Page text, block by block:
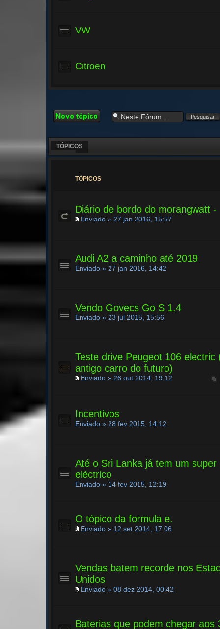
VW
Citroen
Criar um novo
Tópico
TÓPICOS
TÓPICOS
Diário de bordo do morangwatt -
Enviado » 27 jan 2016, 15:57
Audi A2 a caminho até 2019
Enviado » 27 jan 2016, 14:42
Vendo Govecs Go S 1.4
Enviado » 23 jul 2015, 15:56
Teste drive Peugeot 106 electric
antigo carro do futuro)
Enviado » 26 out 2014, 19:12
Incentivos
Enviado » 28 fev 2015, 14:12
Até o Sri Lanka já tem um super
eléctrico
Enviado » 14 fev 2015, 12:19
O tópico da formula e.
Enviado » 12 set 2014, 17:06
Vendas batem recorde nos
Unidos
Enviado » 08 dez 2014, 00:42
Baterias que podem chegar aos